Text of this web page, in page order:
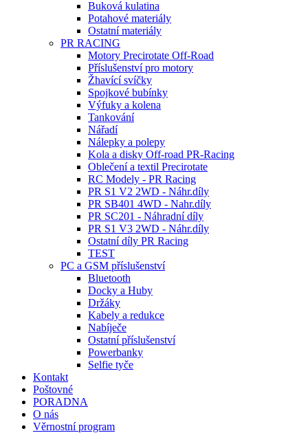
Buková kulatina
Potahové materiály
Ostatní materiály
PR RACING
Motory Precirotate Off-Road
Příslušenství pro motory
Žhavící svíčky
Spojkové bubínky
Výfuky a kolena
Tankování
Nářadí
Nálepky a polepy
Kola a disky Off-road PR-Racing
Oblečení a textil Precirotate
RC Modely - PR Racing
PR S1 V2 2WD - Náhr.díly
PR SB401 4WD - Nahr.díly
PR SC201 - Náhradní díly
PR S1 V3 2WD - Náhr.díly
Ostatní díly PR Racing
TEST
PC a GSM příslušenství
Bluetooth
Docky a Huby
Držáky
Kabely a redukce
Nabíječe
Ostatní příslušenství
Powerbanky
Selfie tyče
Kontakt
Poštovné
PORADNA
O nás
Věrnostní program